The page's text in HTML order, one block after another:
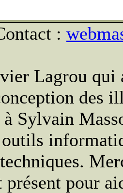
:
Lagrou qui
des
Sylvain
outils
pour